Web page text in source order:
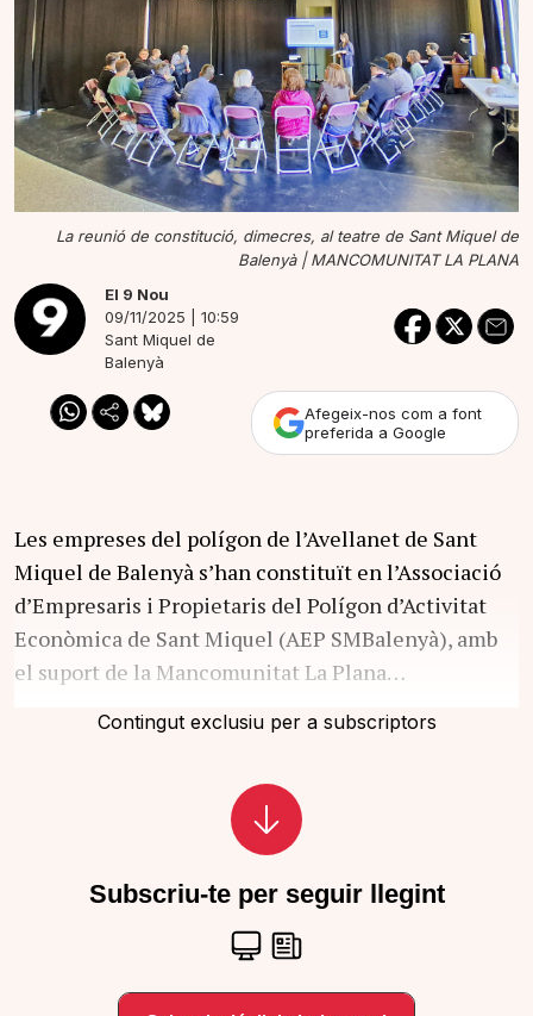
La reunió de constitució, dimecres, al teatre de Sant Miquel de
Balenyà |MANCOMUNITAT LA PLANA
El 9 Nou
09/11/2025 | 10:59
Sant Miquel de
Balenyà
Afegeix-nos com a font
preferida a Google
Les empreses del polígon de l’Avellanet de Sant
Miquel de Balenyà s’han constituït en l’Associació
d’Empresaris i Propietaris del Polígon d’Activitat
Econòmica de Sant Miquel (AEP SMBalenyà), amb
el suport de la Mancomunitat La Plana…
Contingut exclusiu per a subscriptors